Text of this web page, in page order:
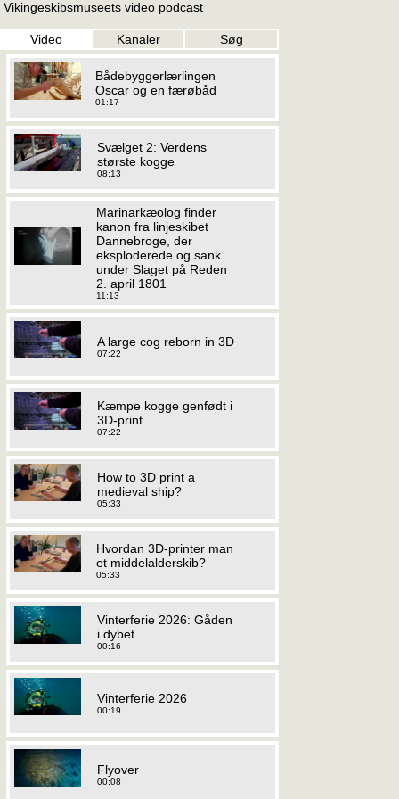
Vikingeskibsmuseets video podcast
Video Kanaler Søg
Bådebyggerlærlingen
Oscar og en færøbåd
01:17
Svælget 2: Verdens
største kogge
08:13
Marinarkæolog finder
kanon fra linjeskibet
Dannebroge, der
eksploderede og sank
under Slaget på Reden
2. april 1801
11:13
A large cog reborn in 3D
07:22
Kæmpe kogge genfødt i
3D-print
07:22
How to 3D print a
medieval ship?
05:33
Hvordan 3D-printer man
et middelalderskib?
05:33
Vinterferie 2026: Gåden
i dybet
00:16
Vinterferie 2026
00:19
Flyover
00:08